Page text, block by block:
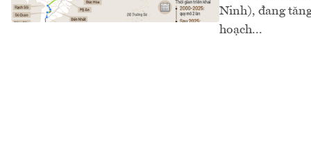
Ninh), đang
hoạch...